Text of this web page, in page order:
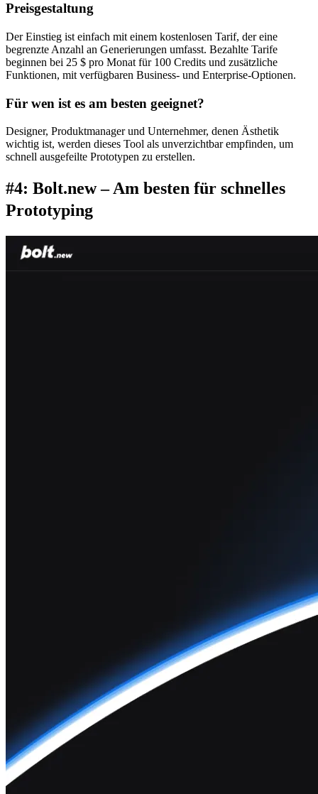
Preisgestaltung
Der Einstieg ist einfach mit einem kostenlosen Tarif, der eine
begrenzte Anzahl an Generierungen umfasst. Bezahlte Tarife
beginnen bei 25 $ pro Monat für 100 Credits und zusätzliche
Funktionen, mit verfügbaren Business- und Enterprise-Optionen.
Für wen ist es am besten geeignet?
Designer, Produktmanager und Unternehmer, denen Ästhetik
wichtig ist, werden dieses Tool als unverzichtbar empfinden, um
schnell ausgefeilte Prototypen zu erstellen.
#4: Bolt.new – Am besten für schnelles
Prototyping